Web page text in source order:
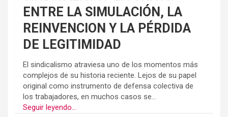
ENTRE LA SIMULACIÓN, LA
REINVENCION Y LA PÉRDIDA
DE LEGITIMIDAD
El sindicalismo atraviesa uno de los momentos más
complejos de su historia reciente. Lejos de su papel
original como instrumento de defensa colectiva de
los trabajadores, en muchos casos se...
Seguir leyendo...